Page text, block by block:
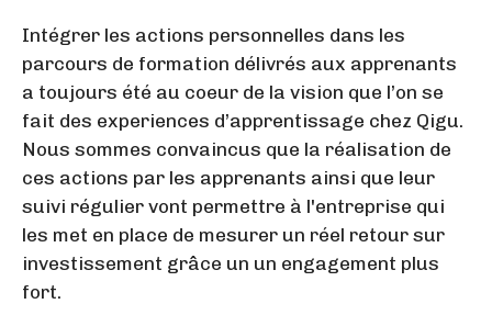
Intégrer les actions personnelles dans les
parcours de formation délivrés aux apprenants
a toujours été au coeur de la vision que l’on se
fait des experiences d’apprentissage chez Qigu.
Nous sommes convaincus que la réalisation de
ces actions par les apprenants ainsi que leur
suivi régulier vont permettre à l'entreprise qui
les met en place de mesurer un réel retour sur
investissement grâce un un engagement plus
fort.